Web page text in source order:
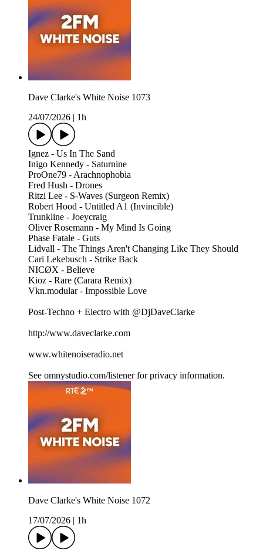
Dave Clarke's White Noise 1073
24/07/2026
1h
Ignez - Us In The Sand
Inigo Kennedy - Saturnine
ProOne79 - Arachnophobia
Fred Hush - Drones
Ritzi Lee - S-Waves (Surgeon Remix)
Robert Hood - Untitled A1 (Invincible)
Trunkline - Joeycraig
Oliver Rosemann - My Mind Is Going
Phase Fatale - Guts
Lidvall - The Things Aren't Changing Like They Should
Cari Lekebusch - Strike Back
NICØX - Believe
Kioz - Rare (Carara Remix)
Vkn.modular - Impossible Love
Post-Techno + Electro with @DjDaveClarke
http://www.daveclarke.com
www.whitenoiseradio.net
See omnystudio.com/listener for privacy information.
Dave Clarke's White Noise 1072
17/07/2026
1h